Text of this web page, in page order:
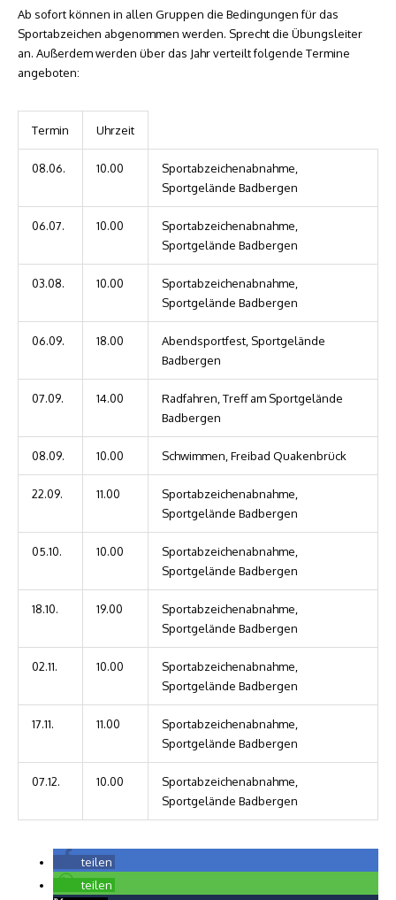
Ab sofort können in allen Gruppen die Bedingungen für das
Sportabzeichen abgenommen werden. Sprecht die Übungsleiter
an. Außerdem werden über das Jahr verteilt folgende Termine
angeboten:
Termin Uhrzeit
08.06. 10.00
Sportabzeichenabnahme,
Sportgelände Badbergen
06.07. 10.00
Sportabzeichenabnahme,
Sportgelände Badbergen
03.08. 10.00
Sportabzeichenabnahme,
Sportgelände Badbergen
06.09. 18.00
Abendsportfest, Sportgelände
Badbergen
07.09. 14.00
Radfahren, Treff am Sportgelände
Badbergen
08.09. 10.00 Schwimmen, Freibad Quakenbrück
22.09. 11.00
Sportabzeichenabnahme,
Sportgelände Badbergen
05.10. 10.00
Sportabzeichenabnahme,
Sportgelände Badbergen
18.10. 19.00
Sportabzeichenabnahme,
Sportgelände Badbergen
02.11. 10.00
Sportabzeichenabnahme,
Sportgelände Badbergen
17.11. 11.00
Sportabzeichenabnahme,
Sportgelände Badbergen
07.12. 10.00
Sportabzeichenabnahme,
Sportgelände Badbergen
teilen
teilen